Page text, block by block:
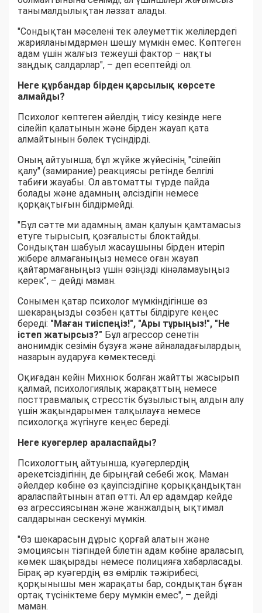
танымалдылықтан ләззат алады.
"Сондықтан мәселені тек әлеуметтік желілердегі
жарияланымдармен шешу мүмкін емес. Көптеген
адам үшін жалғыз тежеуші фактор – нақты
заңдық салдарлар", – деп есептейді ол.
Неге құрбандар бірден қарсылық көрсете
алмайды?
Психолог көптеген әйелдің тиісу кезінде неге
сілейіп қалатынын және бірден жауап қата
алмайтынын бөлек түсіндірді.
Оның айтуынша, бұл жүйке жүйесінің "сілейіп
қалу" (замирание) реакциясы ретінде белгілі
табиғи жауабы. Ол автоматты түрде пайда
болады және адамның әлсіздігін немесе
қорқақтығын білдірмейді.
"Бұл сәтте ми адамның аман қалуын қамтамасыз
етуге тырысып, қозғалысты блоктайды.
Сондықтан шабуыл жасаушыны бірден итеріп
жібере алмағаныңыз немесе оған жауап
қайтармағаныңыз үшін өзіңізді кінәламауыңыз
керек", – дейді маман.
Сонымен қатар психолог мүмкіндігінше өз
шекараңызды сөзбен қатты білдіруге кеңес
береді: "Маған тиіспеңіз!", "Ары тұрыңыз!", "Не
істеп жатырсыз?" Бұл агрессор сенетін
анонимдік сезімін бұзуға және айналадағылардың
назарын аударуға көмектеседі.
Оқиғадан кейін Михнюк болған жайтты жасырып
қалмай, психологиялық жарақаттың немесе
посттравмалық стресстік бұзылыстың алдын алу
үшін жақындарымен талқылауға немесе
психологқа жүгінуге кеңес береді.
Неге куәгерлер араласпайды?
Психологтың айтуынша, куәгерлердің
әрекетсіздігінің де бірыңғай себебі жоқ. Маман
әйелдер көбіне өз қауіпсіздігіне қорыққандықтан
араласпайтынын атап өтті. Ал ер адамдар кейде
өз агрессиясынан және жанжалдың ықтимал
салдарынан сескенуі мүмкін.
"Өз шекарасын дұрыс қорғай алатын және
эмоциясын тізгіндей білетін адам көбіне араласып,
көмек шақырады немесе полицияға хабарласады.
Бірақ әр куәгердің өз өмірлік тәжірибесі,
қорқынышы мен жарақаты бар, сондықтан бұған
ортақ түсініктеме беру мүмкін емес", – дейді
маман.